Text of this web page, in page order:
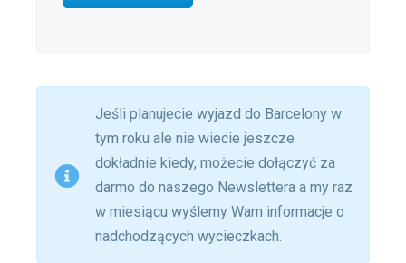
Jeśli planujecie wyjazd do Barcelony w
tym roku ale nie wiecie jeszcze
dokładnie kiedy, możecie dołączyć za
darmo do naszego Newslettera a my raz
w miesiącu wyślemy Wam informacje o
nadchodzących wycieczkach.